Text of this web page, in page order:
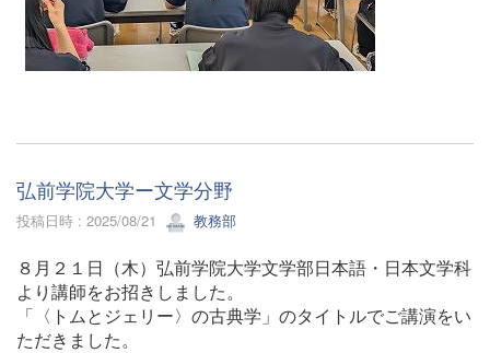
弘前学院大学ー文学分野
投稿日時 : 2025/08/21 教務部
８月２１日（木）弘前学院大学文学部日本語・日本文学科
より講師をお招きしました。
「〈トムとジェリー〉の古典学」のタイトルでご講演をい
ただきました。